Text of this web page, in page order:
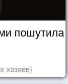
пошутила
хозяев)